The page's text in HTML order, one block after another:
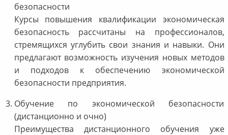
безопасности
Курсы повышения квалификации экономическая
безопасность рассчитаны на профессионалов,
стремящихся углубить свои знания и навыки. Они
предлагают возможность изучения новых методов
и подходов к обеспечению экономической
безопасности предприятия.
Обучение по экономической безопасности
(дистанционно и очно)
Преимущества дистанционного обучения уже